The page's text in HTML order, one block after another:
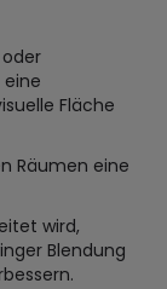
Fläche
Räumen eine
wird,
Blendung